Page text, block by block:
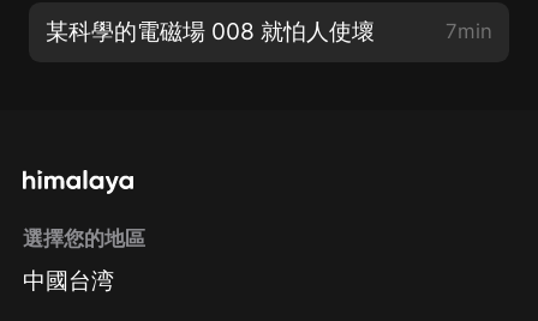
某科學的電磁場 008 就怕人使壞 7min
選擇您的地區
中國台湾